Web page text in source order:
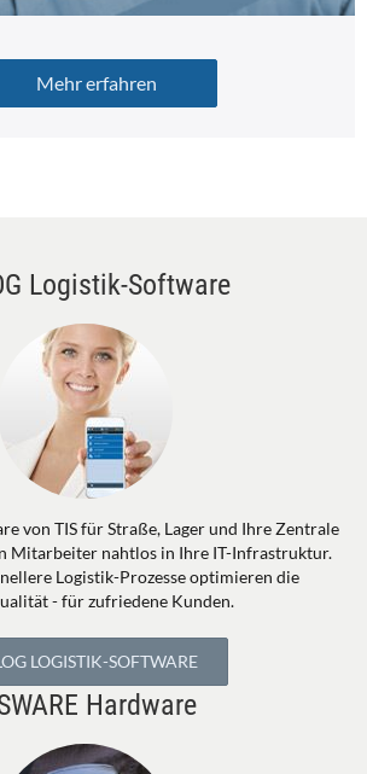
Mehr erfahren
Logistik-Software
von TIS für Straße, Lager und Ihre Zentrale
Mitarbeiter nahtlos in Ihre IT-Infrastruktur.
Logistik-Prozesse optimieren die
- für zufriedene Kunden.
LOGISTIK-SOFTWARE
Hardware